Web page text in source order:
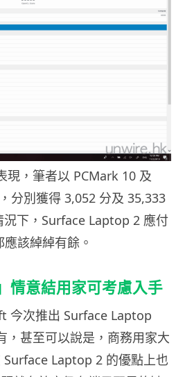
，筆者以 PCMark 10 及
分別獲得 3,052 分及 35,333
況下，Surface Laptop 2 應付
應該綽綽有餘。
情意結用家可考慮入手
今次推出 Surface Laptop
，甚至可以說是，商務用家大
Surface Laptop 2 的優點上也